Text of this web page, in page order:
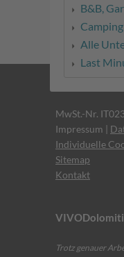
B&B,
Camping
Alle
Last
MwSt.-Nr.
Impressum |
Individuelle
Sitemap
Kontakt
VIVODolomiti
Trotz genauer